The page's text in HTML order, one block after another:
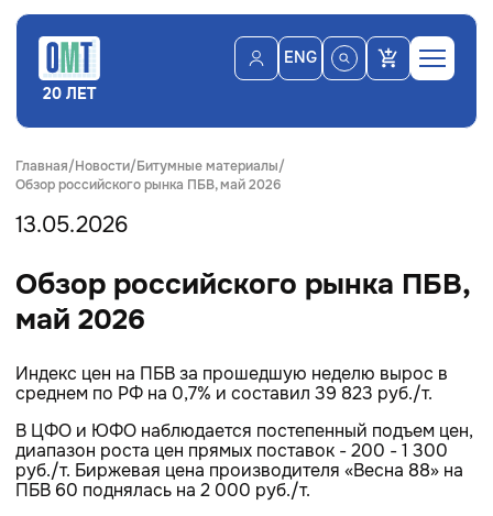
20 ЛЕТ
ENG
Главная Новости Битумные материалы
Обзор российского рынка ПБВ, май 2026
13.05.2026
Обзор российского рынка ПБВ,
май 2026
Индекс цен на ПБВ за прошедшую неделю вырос в
среднем по РФ на 0,7% и составил 39 823 руб./т.
В ЦФО и ЮФО наблюдается постепенный подъем цен,
диапазон роста цен прямых поставок - 200 - 1 300
руб./т. Биржевая цена производителя «Весна 88» на
ПБВ 60 поднялась на 2 000 руб./т.